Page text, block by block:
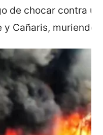
de chocar contra
Cañaris, muriendo